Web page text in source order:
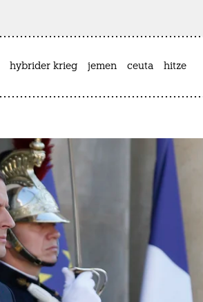
hybrider krieg jemen ceuta hitze